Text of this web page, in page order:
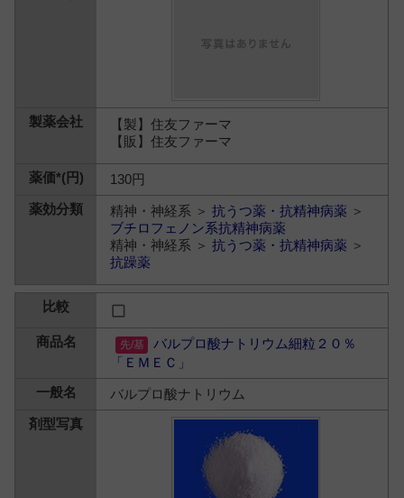
【製】住友ファーマ
【販】住友ファーマ
130円
精神・神経系 ＞抗うつ薬・抗精神病薬 ＞
ブチロフェノン系抗精神病薬
精神・神経系 ＞抗うつ薬・抗精神病薬 ＞
抗躁薬
バルプロ酸ナトリウム細粒２０％
「ＥＭＥＣ」
バルプロ酸ナトリウム